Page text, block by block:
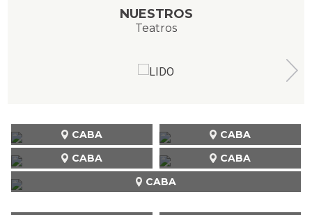
NUESTROS
Teatros
CABA
CABA
CABA
CABA
CABA